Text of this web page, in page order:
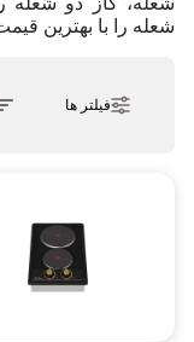
شعله را با بهترین
فیلتر ها